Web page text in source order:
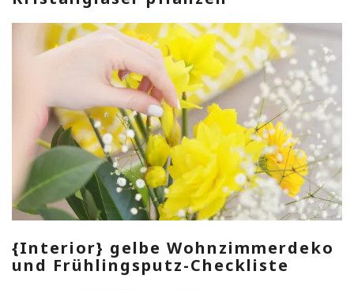
{Interior} gelbe Wohnzimmerdeko
und Frühlingsputz-Checkliste